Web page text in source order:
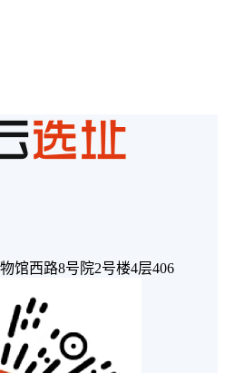
馆西路8号院2号楼4层406